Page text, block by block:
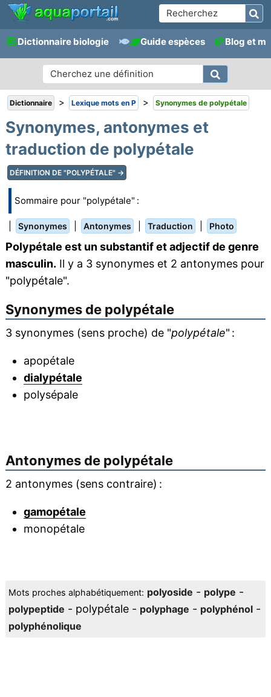
Dictionnaire biologie Guide espèces Blog et
Dictionnaire > Lexique mots en P > Synonymes de polypétale
Synonymes, antonymes et
traduction de polypétale
DÉFINITION DE "POLYPÉTALE" →
Sommaire pour "polypétale" :
Synonymes Antonymes Traduction Photo
Polypétale est un substantif et adjectif de genre
masculin. Il y a 3 synonymes et 2 antonymes pour
"polypétale".
Synonymes de polypétale
3 synonymes (sens proche) de "polypétale" :
apopétale
dialypétale
polysépale
Antonymes de polypétale
2 antonymes (sens contraire) :
gamopétale
monopétale
Mots proches alphabétiquement: polyoside - polype -
polypeptide - polypétale - polyphage - polyphénol-
polyphénolique